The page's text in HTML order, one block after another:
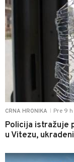
CRNA HRONIKA Pre 9 h
Policija istražuje
u Vitezu,